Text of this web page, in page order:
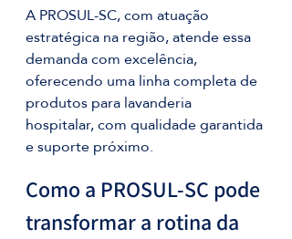
A PROSUL-SC, com atuação
estratégica na região, atende essa
demanda com excelência,
oferecendo uma linha completa de
produtos para lavanderia
hospitalar, com qualidade garantida
e suporte próximo.
Como a PROSUL-SC pode
transformar a rotina da